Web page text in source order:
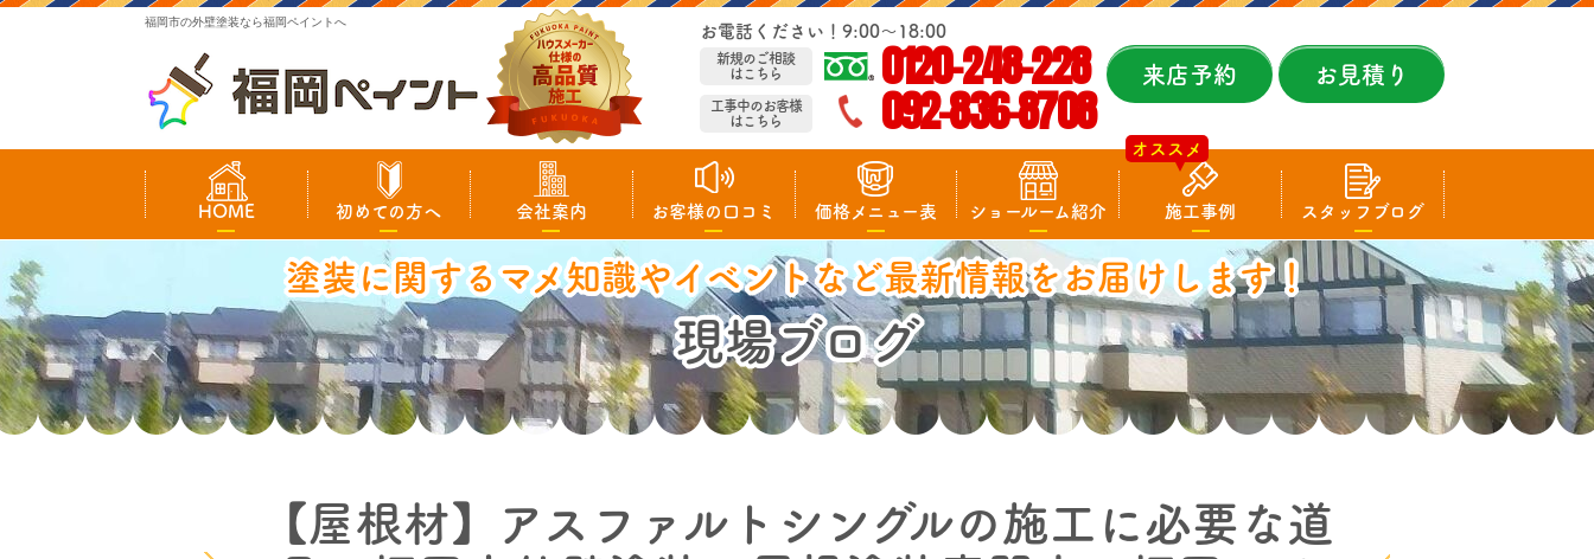
福岡市の外壁塗装なら福岡ペイントへ お電話ください！9:00～18:00
新規のご相談
はこちら
0120-248-228
工事中のお客様
はこちら
092-836-8708
来店予約 お見積り
HOME 初めての方へ 会社案内 お客様の口コミ 価格メニュー表 ショールーム紹介 施工事例
オススメ
スタッフブログ
塗装に関するマメ知識やイベントなど最新情報をお届けします！
現場ブログ
【屋根材】アスファルトシングルの施工に必要な道